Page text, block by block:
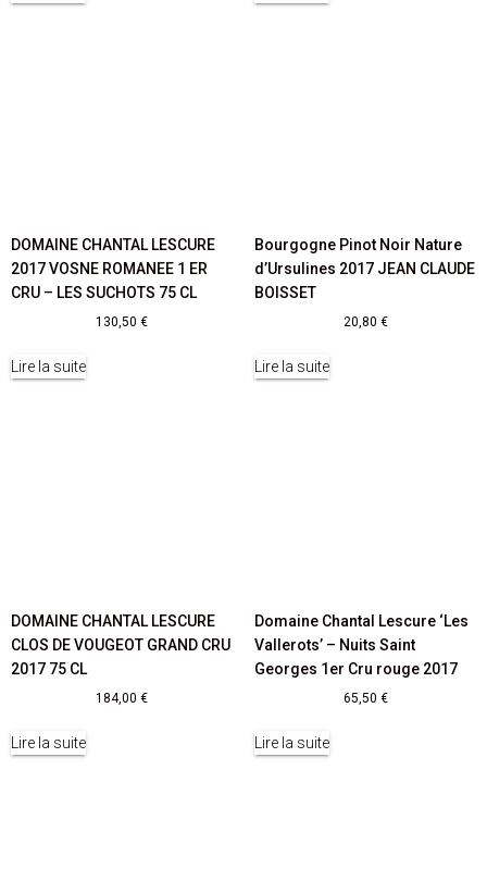
DOMAINE CHANTAL LESCURE
2017 VOSNE ROMANEE 1 ER
CRU – LES SUCHOTS 75 CL
130,50 €
Lire la suite
Bourgogne Pinot Noir Nature
d’Ursulines 2017 JEAN CLAUDE
BOISSET
20,80 €
Lire la suite
DOMAINE CHANTAL LESCURE
CLOS DE VOUGEOT GRAND CRU
2017 75 CL
184,00 €
Lire la suite
Domaine Chantal Lescure ‘Les
Vallerots’ – Nuits Saint
Georges 1er Cru rouge 2017
65,50 €
Lire la suite